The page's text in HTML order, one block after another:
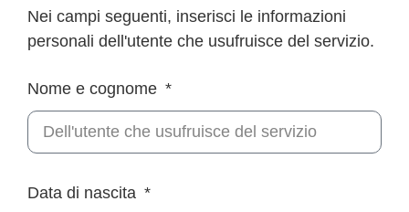
Nei campi seguenti, inserisci le informazioni
personali dell'utente che usufruisce del servizio.
Nome e cognome
Data di nascita